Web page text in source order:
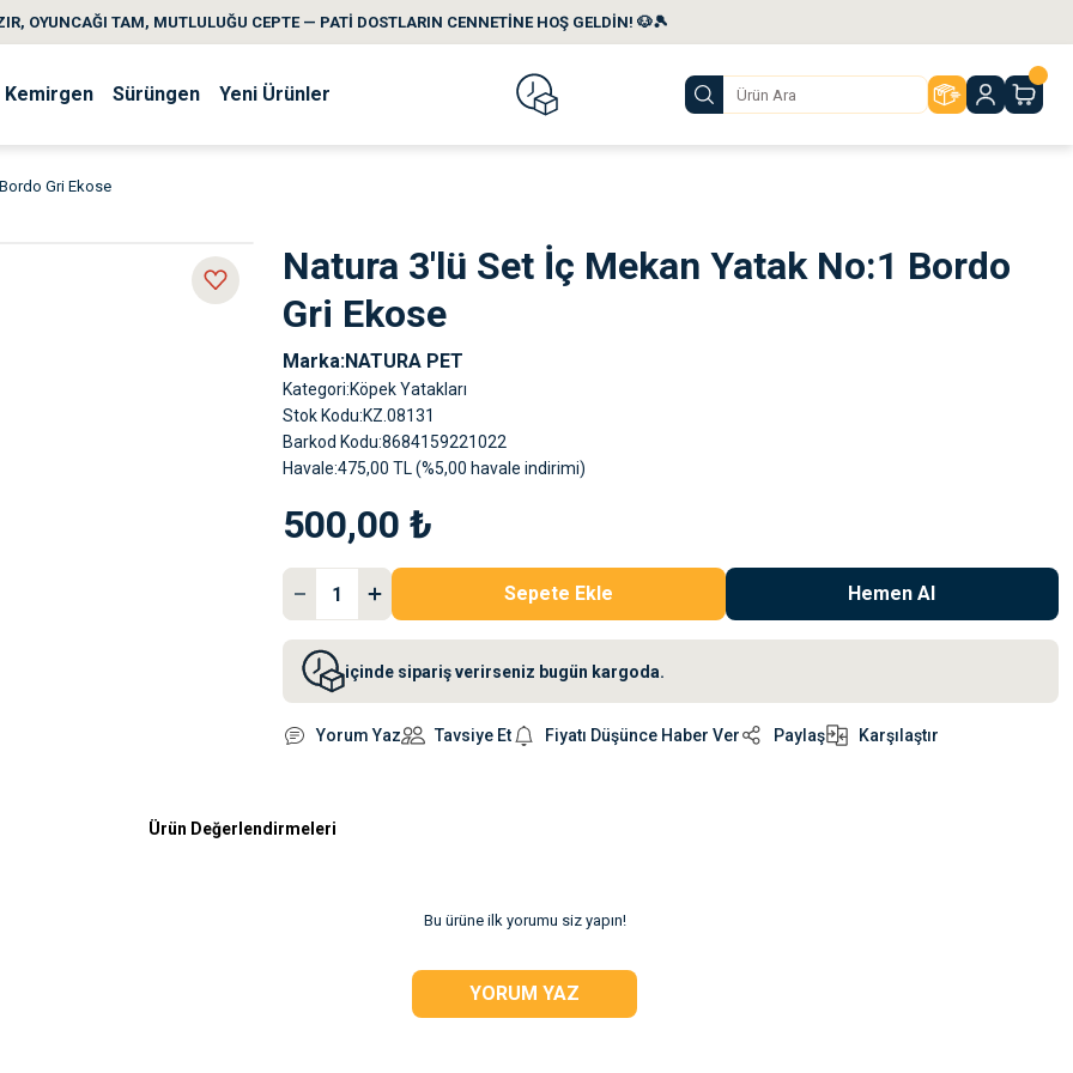
OYUNCAĞI TAM, MUTLULUĞU CEPTE — PATİ DOSTLARIN CENNETİNE HOŞ GELDİN! 🐶🎾
Kemirgen Sürüngen Yeni Ürünler
Gri Ekose
Natura 3'lü Set İç Mekan Yatak No:1 Bordo
Gri Ekose
Marka NATURA PET
Kategori Köpek Yatakları
Stok Kodu KZ.08131
Barkod Kodu 8684159221022
Havale 475,00 TL (%5,00 havale indirimi)
500,00 ₺
Sepete Ekle Hemen Al
içinde sipariş verirseniz bugün kargoda.
Yorum Yaz Tavsiye Et Fiyatı Düşünce Haber Ver Paylaş Karşılaştır
Ürün Değerlendirmeleri
Bu ürüne ilk yorumu siz yapın!
YORUM YAZ